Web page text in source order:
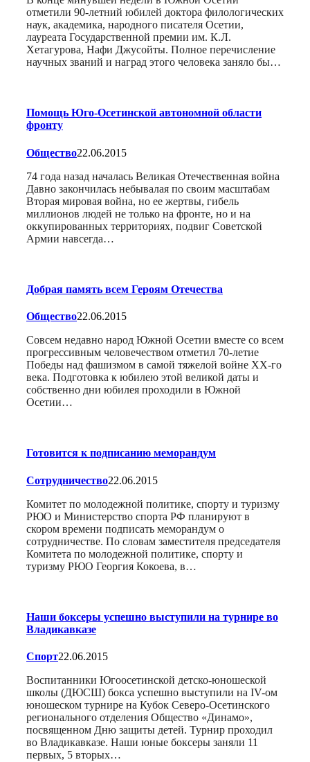
отметили 90-летний юбилей доктора филологических
наук, академика, народного писателя Осетии,
лауреата Государственной премии им. К.Л.
Хетагурова, Нафи Джусойты. Полное перечисление
научных званий и наград этого человека заняло бы…
Помощь Юго-Осетинской автономной области
фронту
Общество22.06.2015
74 года назад началась Великая Отечественная война
Давно закончилась небывалая по своим масштабам
Вторая мировая война, но ее жертвы, гибель
миллионов людей не только на фронте, но и на
оккупированных территориях, подвиг Советской
Армии навсегда…
Добрая память всем Героям Отечества
Общество22.06.2015
Совсем недавно народ Южной Осетии вместе со всем
прогрессивным человечеством отметил 70-летие
Победы над фашизмом в самой тяжелой войне XX-го
века. Подготовка к юбилею этой великой даты и
собственно дни юбилея проходили в Южной
Осетии…
Готовится к подписанию меморандум
Сотрудничество22.06.2015
Комитет по молодежной политике, спорту и туризму
РЮО и Министерство спорта РФ планируют в
скором времени подписать меморандум о
сотрудничестве. По словам заместителя председателя
Комитета по молодежной политике, спорту и
туризму РЮО Георгия Кокоева, в…
Наши боксеры успешно выступили на турнире во
Владикавказе
Спорт22.06.2015
Воспитанники Югоосетинской детско-юношеской
школы (ДЮСШ) бокса успешно выступили на IV-ом
юношеском турнире на Кубок Северо-Осетинского
регионального отделения Общество «Динамо»,
посвященном Дню защиты детей. Турнир проходил
во Владикавказе. Наши юные боксеры заняли 11
первых, 5 вторых…